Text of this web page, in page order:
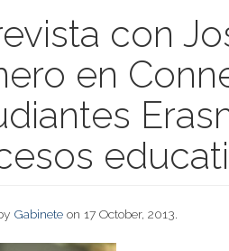
con
en
Gabinete on 17 October, 2013.